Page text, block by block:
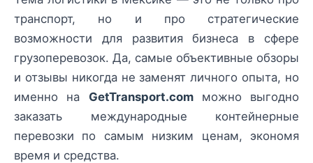
транспорт, но и про стратегические
возможности для развития бизнеса в сфере
грузоперевозок. Да, самые объективные обзоры
и отзывы никогда не заменят личного опыта, но
именно на GetTransport.comможно выгодно
заказать международные контейнерные
перевозки по самым низким ценам, экономя
время и средства.